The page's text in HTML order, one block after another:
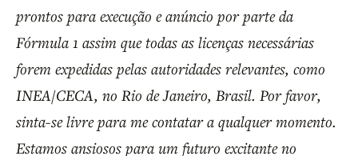
prontos para execução e anúncio por parte da
Fórmula 1 assim que todas as licenças necessárias
forem expedidas pelas autoridades relevantes, como
INEA/CECA, no Rio de Janeiro, Brasil. Por favor,
sinta-se livre para me contatar a qualquer momento.
Estamos ansiosos para um futuro excitante no